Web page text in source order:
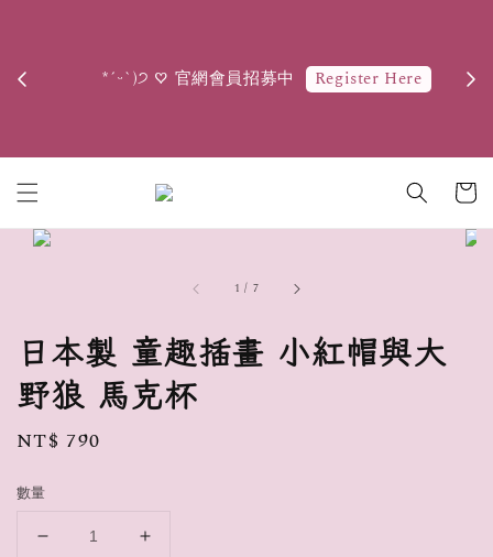
        *ˊᵕˋ)੭ ♡ 官網會員招募中
Register Here
1 / 7
日本製 童趣插畫 小紅帽與大
野狼 馬克杯
Regular
NT$ 790
數量